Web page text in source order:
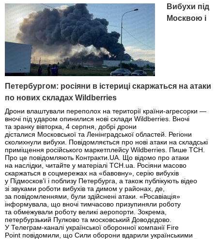
Вибухи під
Москвою і
Петербургом: росіяни в істериці скаржаться на атаки
по нових складах Wildberries
Дрони влаштували переполох на території країни-агресорки —
вночі під ударом опинилися нові склади Wildberries. Вночі
та зранку вівторка, 4 серпня, добрі дрони
дісталися Московської та Ленінградської областей. Регіони
сколихнули вибухи. Повідомляється про нові атаки на складські
приміщення російського маркетплейсу Wildberries. Пише ТСН.
Про це повідомляють Контракти.UA. Що відомо про атаки
на наслідки, читайте у матеріалі ТСН.ua. Росіяни масово
скаржаться в соцмережах на «бавовну», серію вибухів
у Підмосков’ї і поблизу Петербурга, а також публікують відео
зі звуками роботи вибухів та димом у районах, де,
за повідомленнями, були здійснені атаки. «Росавіація»
інформувала, що вночі тимчасово призупиняли роботу
та обмежували роботу великі аеропорти. Зокрема,
петербурзький Пулково та московський Доводєдово.
У Телеграм-каналі української оборонної компанії Fire
Point повідомили, що Сили оборони вдарили українськими